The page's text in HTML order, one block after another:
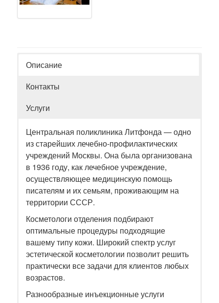
Описание
Контакты
Услуги
Центральная поликлиника Литфонда — одно
из старейших лечебно-профилактических
учреждений Москвы. Она была организована
в 1936 году, как лечебное учреждение,
осуществляющее медицинскую помощь
писателям и их семьям, проживающим на
территории СССР.
Косметологи отделения подбирают
оптимальные процедуры подходящие
вашему типу кожи. Широкий спектр услуг
эстетической косметологии позволит решить
практически все задачи для клиентов любых
возрастов.
Разнообразные инъекционные услуги